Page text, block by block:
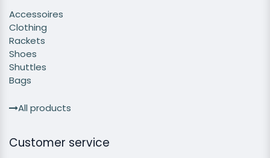
Accessoires
Clothing
Rackets
Shoes
Shuttles
Bags
All products
Customer service